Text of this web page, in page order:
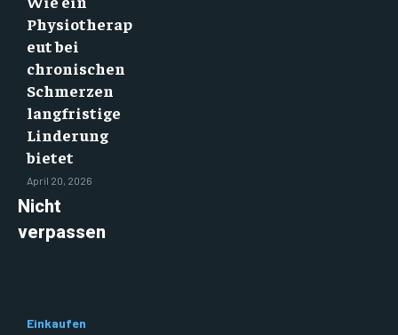
Physiotherap
eut bei
chronischen
Schmerzen
langfristige
Linderung
bietet
April 20, 2026
Nicht
verpassen
Einkaufen